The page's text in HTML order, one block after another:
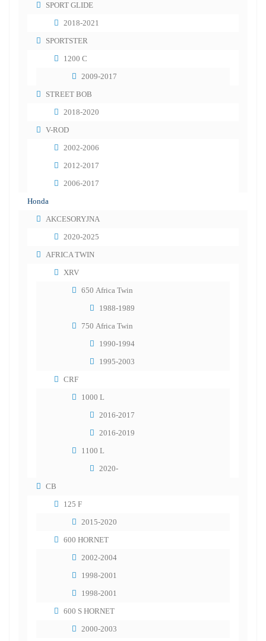
SPORT GLIDE
2018-2021
SPORTSTER
1200 C
2009-2017
STREET BOB
2018-2020
V-ROD
2002-2006
2012-2017
2006-2017
Honda
AKCESORYJNA
2020-2025
AFRICA TWIN
XRV
650 Africa Twin
1988-1989
750 Africa Twin
1990-1994
1995-2003
CRF
1000 L
2016-2017
2016-2019
1100 L
2020-
CB
125 F
2015-2020
600 HORNET
2002-2004
1998-2001
1998-2001
600 S HORNET
2000-2003